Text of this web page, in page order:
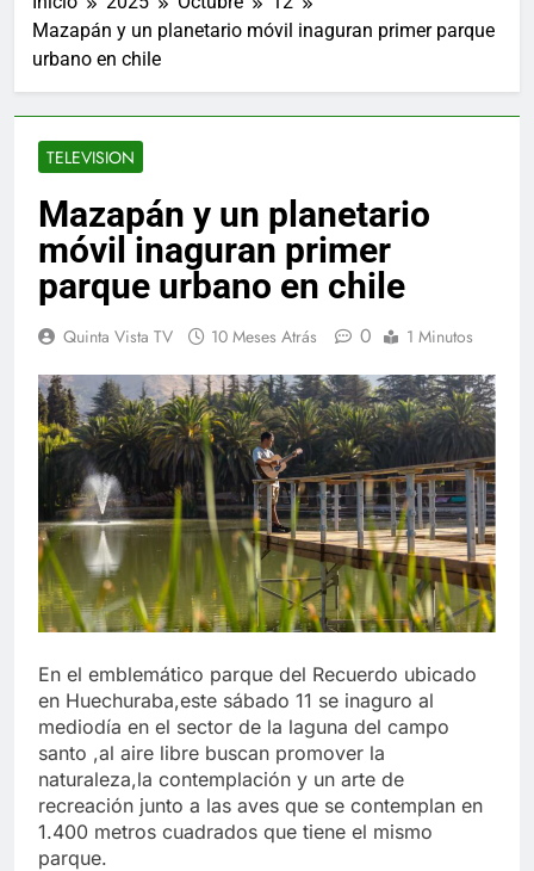
Mazapán y un planetario móvil inaguran primer parque
urbano en chile
TELEVISION
Mazapán y un planetario
móvil inaguran primer
parque urbano en chile
Quinta Vista TV 10 Meses Atrás 0 1 Minutos
En el emblemático parque del Recuerdo ubicado
en Huechuraba,este sábado 11 se inaguro al
mediodía en el sector de la laguna del campo
santo ,al aire libre buscan promover la
naturaleza,la contemplación y un arte de
recreación junto a las aves que se contemplan en
1.400 metros cuadrados que tiene el mismo
parque.